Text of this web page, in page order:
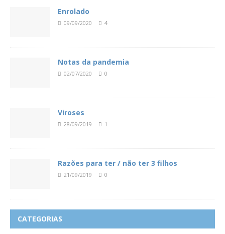
Enrolado
09/09/2020 4
Notas da pandemia
02/07/2020 0
Viroses
28/09/2019 1
Razões para ter / não ter 3 filhos
21/09/2019 0
CATEGORIAS